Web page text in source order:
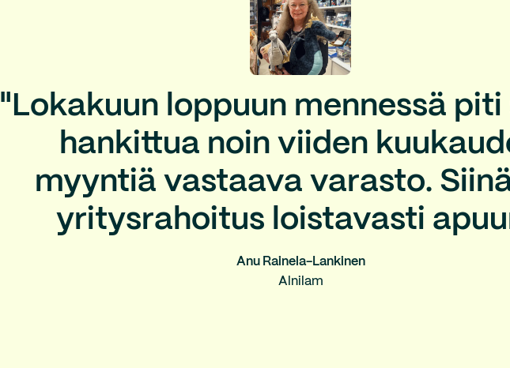
"Lokakuun loppuun mennessä piti
hankittua noin viiden
myyntiä vastaava varasto.
yritysrahoitus loistavasti
Anu Rainela-Lankinen
Alnilam